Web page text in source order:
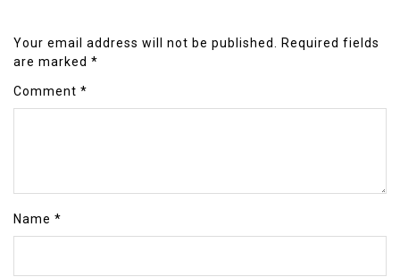
Your email address will not be published.
Required fields
are marked *
Comment *
Name *